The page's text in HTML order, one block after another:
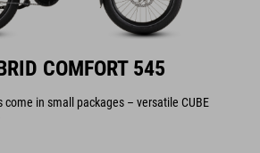
COMFORT 545
in small packages – versatile CUBE